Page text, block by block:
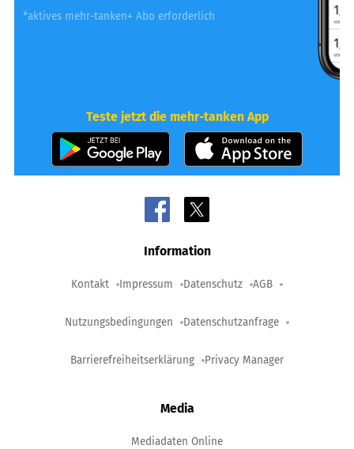
*aktives mehr-tanken+ Abo erforderlich
Teste jetzt die mehr-tanken App
Information
Kontakt Impressum Datenschutz AGB
Nutzungsbedingungen Datenschutzanfrage
Barrierefreiheitserklärung Privacy Manager
Media
Mediadaten Online